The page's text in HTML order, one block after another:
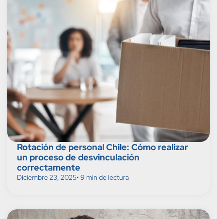
Rotación de personal Chile: Cómo realizar
un proceso de desvinculación
correctamente
Diciembre 23, 2025• 9 min de lectura